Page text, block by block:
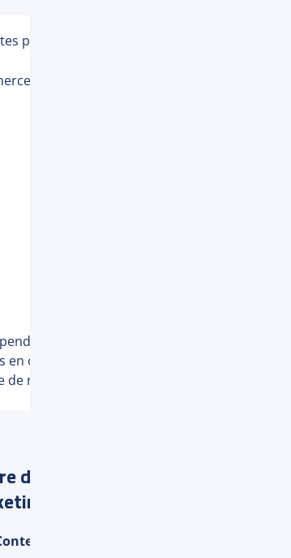
problématiques :
;
notamment du marché, des
œuvre et de la durée de
résultats pour d’autres entreprises.
en moins de 6
automation